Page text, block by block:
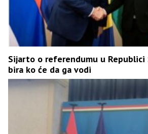
Sijarto o referendumu u Republici
bira ko će da ga vodi